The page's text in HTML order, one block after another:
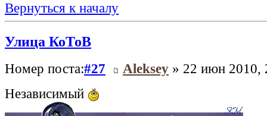
Вернуться к началу
Улица КоТоВ
Номер поста:#27 Aleksey » 22 июн 2010,
Независимый